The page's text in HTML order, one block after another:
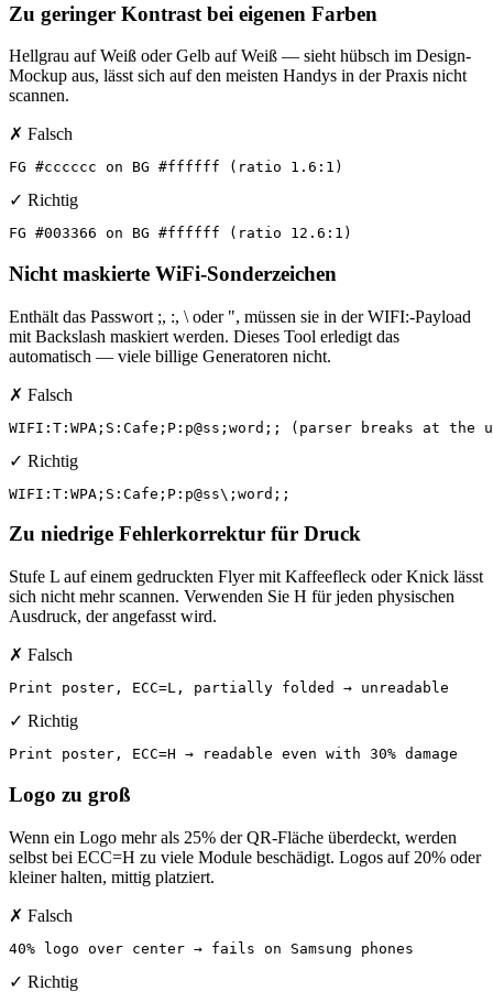
Zu geringer Kontrast bei eigenen Farben
Hellgrau auf Weiß oder Gelb auf Weiß — sieht hübsch im Design-
Mockup aus, lässt sich auf den meisten Handys in der Praxis nicht
scannen.
✗ Falsch
FG #cccccc on BG #ffffff (ratio 1.6:1)
✓ Richtig
FG #003366 on BG #ffffff (ratio 12.6:1)
Nicht maskierte WiFi-Sonderzeichen
Enthält das Passwort ;, :, \ oder ", müssen sie in der WIFI:-Payload
mit Backslash maskiert werden. Dieses Tool erledigt das
automatisch — viele billige Generatoren nicht.
✗ Falsch
WIFI:T:WPA;S:Cafe;P:p@ss;word;; (parser breaks at the
✓ Richtig
WIFI:T:WPA;S:Cafe;P:p@ss\;word;;
Zu niedrige Fehlerkorrektur für Druck
Stufe L auf einem gedruckten Flyer mit Kaffeefleck oder Knick lässt
sich nicht mehr scannen. Verwenden Sie H für jeden physischen
Ausdruck, der angefasst wird.
✗ Falsch
Print poster, ECC=L, partially folded → unreadable
✓ Richtig
Print poster, ECC=H → readable even with 30% damage
Logo zu groß
Wenn ein Logo mehr als 25% der QR-Fläche überdeckt, werden
selbst bei ECC=H zu viele Module beschädigt. Logos auf 20% oder
kleiner halten, mittig platziert.
✗ Falsch
40% logo over center → fails on Samsung phones
✓ Richtig